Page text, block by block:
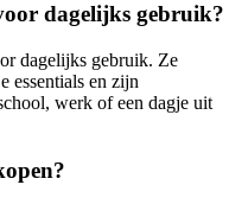
dagelijks gebruik?
dagelijks gebruik. Ze
essentials en zijn
werk of een dagje uit